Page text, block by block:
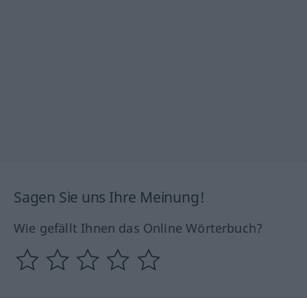
Sagen Sie uns Ihre Meinung!
Wie gefällt Ihnen das Online Wörterbuch?